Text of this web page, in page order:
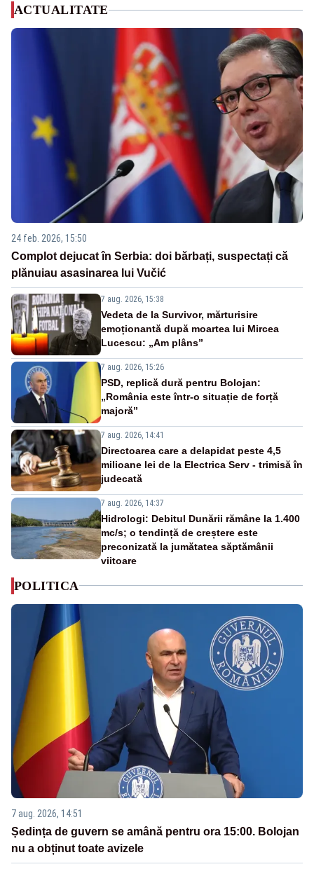
ACTUALITATE
24 feb. 2026, 15:50
Complot dejucat în Serbia: doi bărbați, suspectați că
plănuiau asasinarea lui Vučić
7 aug. 2026, 15:38
Vedeta de la Survivor, mărturisire
emoționantă după moartea lui Mircea
Lucescu: „Am plâns”
7 aug. 2026, 15:26
PSD, replică dură pentru Bolojan:
„România este într-o situație de forță
majoră”
7 aug. 2026, 14:41
Directoarea care a delapidat peste 4,5
milioane lei de la Electrica Serv - trimisă în
judecată
7 aug. 2026, 14:37
Hidrologi: Debitul Dunării rămâne la 1.400
mc/s; o tendință de creștere este
preconizată la jumătatea săptămânii
viitoare
POLITICA
7 aug. 2026, 14:51
Ședința de guvern se amână pentru ora 15:00. Bolojan
nu a obținut toate avizele